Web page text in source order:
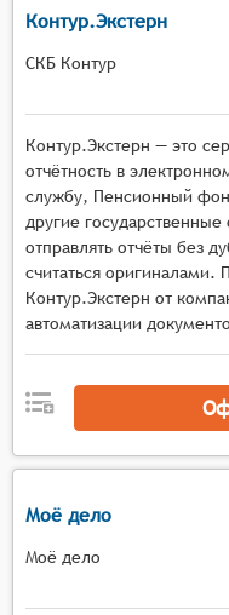
результатов
представить
решений.
состоянии дел
должна
информации о
компании в
важно для
принятия
Настройка на
конкретного
предприятия,
баланса,
форм.
Контур.Экстерн
СКБ Контур
Контур.Экстерн — это
отчётность в
службу, Пенсионный
другие
отправлять отчёты без
считаться
Контур.Экстерн от
автоматизации
Моё дело
Моё дело